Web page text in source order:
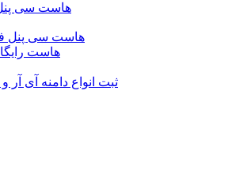
هاست سی
هاست سی پنل
هاست
ثبت انواع دامنه آی آر و